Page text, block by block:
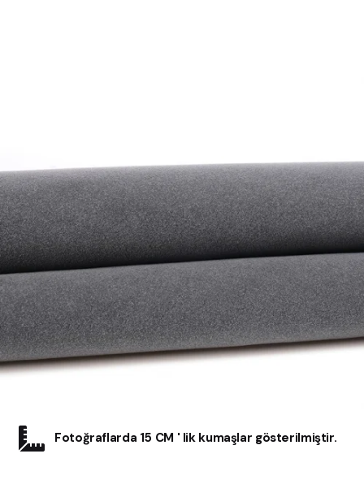
Fotoğraflarda 15 CM ' lik kumaşlar gösterilmiştir.